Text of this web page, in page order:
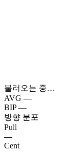
불러오는 중…
AVG —
BIP —
방향 분포
Pull
—
Cent